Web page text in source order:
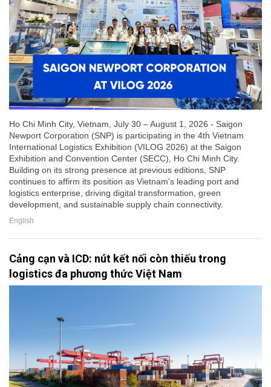
Ho Chi Minh City, Vietnam, July 30 – August 1, 2026 - Saigon
Newport Corporation (SNP) is participating in the 4th Vietnam
International Logistics Exhibition (VILOG 2026) at the Saigon
Exhibition and Convention Center (SECC), Ho Chi Minh City.
Building on its strong presence at previous editions, SNP
continues to affirm its position as Vietnam's leading port and
logistics enterprise, driving digital transformation, green
development, and sustainable supply chain connectivity.
English
Cảng cạn và ICD: nút kết nối còn thiếu trong
logistics đa phương thức Việt Nam